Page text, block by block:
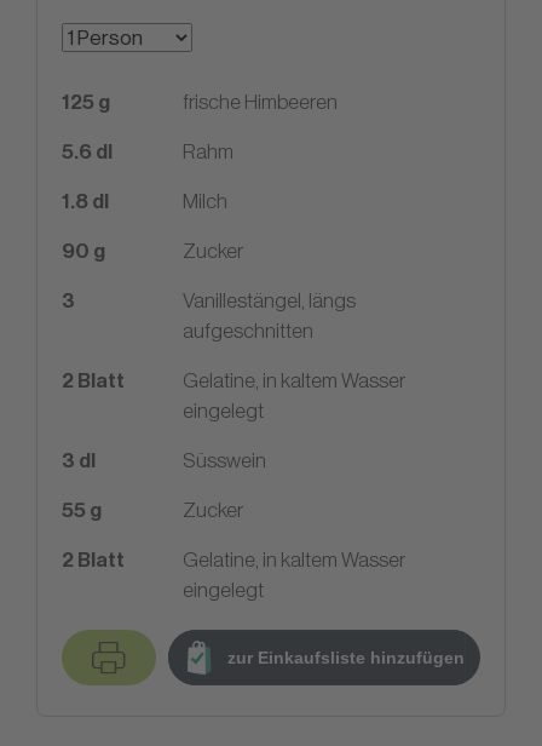
125 g frische Himbeeren
5.6 dl Rahm
1.8 dl Milch
90 g Zucker
3
Vanillestängel, längs
aufgeschnitten
2 Blatt
Gelatine, in kaltem Wasser
eingelegt
3 dl Süsswein
55 g Zucker
2 Blatt
Gelatine, in kaltem Wasser
eingelegt
zur Einkaufsliste hinzufügen